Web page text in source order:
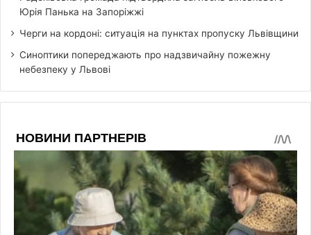
Юрія Панька на Запоріжжі
Черги на кордоні: ситуація на пунктах пропуску Львівщини
Синоптики попереджають про надзвичайну пожежну
небезпеку у Львові